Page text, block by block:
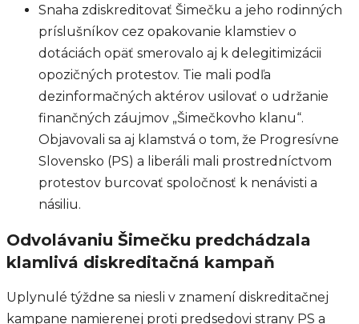
Snaha zdiskreditovať Šimečku a jeho rodinných
príslušníkov cez opakovanie klamstiev o
dotáciách opäť smerovalo aj k delegitimizácii
opozičných protestov. Tie mali podľa
dezinformačných aktérov usilovať o udržanie
finančných záujmov „Šimečkovho klanu“.
Objavovali sa aj klamstvá o tom, že Progresívne
Slovensko (PS) a liberáli mali prostredníctvom
protestov burcovať spoločnosť k nenávisti a
násiliu.
Odvolávaniu Šimečku predchádzala
klamlivá diskreditačná kampaň
Uplynulé týždne sa niesli v znamení diskreditačnej
kampane namierenej proti predsedovi strany PS a